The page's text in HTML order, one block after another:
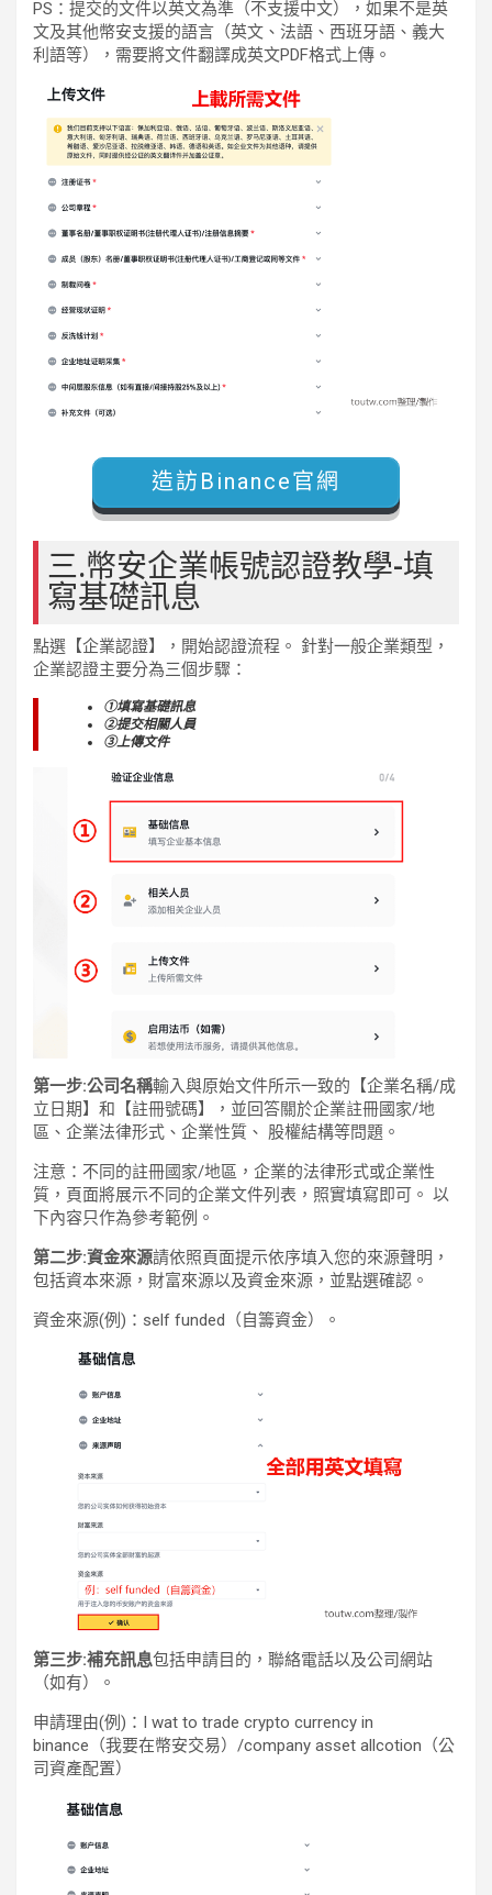
PS：提交的文件以英文為準（不支援中文），如果不是英
文及其他幣安支援的語言（英文、法語、西班牙語、義大
利語等），需要將文件翻譯成英文PDF格式上傳。
造訪Binance官網
三.幣安企業帳號認證教學-填
寫基礎訊息
點選【企業認證】，開始認證流程。 針對一般企業類型，
企業認證主要分為三個步驟：
①填寫基礎訊息
②提交相關人員
③上傳文件
第一步:公司名稱輸入與原始文件所示一致的【企業名稱/成
立日期】和【註冊號碼】，並回答關於企業註冊國家/地
區、企業法律形式、企業性質、 股權結構等問題。
注意：不同的註冊國家/地區，企業的法律形式或企業性
質，頁面將展示不同的企業文件列表，照實填寫即可。 以
下內容只作為參考範例。
第二步:資金來源請依照頁面提示依序填入您的來源聲明，
包括資本來源，財富來源以及資金來源，並點選確認。
資金來源(例)：self funded（自籌資金）。
第三步:補充訊息包括申請目的，聯絡電話以及公司網站
（如有）。
申請理由(例)：I wat to trade crypto currency in
binance（我要在幣安交易）/company asset allcotion（公
司資產配置）